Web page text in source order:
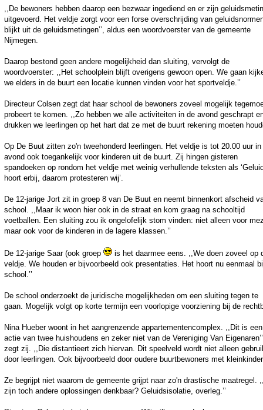
,,De bewoners hebben daarop een bezwaar ingediend en er zijn
uitgevoerd. Het veldje zorgt voor een forse overschrijding van
blijkt uit de geluidsmetingen’’, aldus een woordvoerster van de gemeente
Nijmegen.
Daarop bestond geen andere mogelijkheid dan sluiting, vervolgt de
woordvoerster: ,,Het schoolplein blijft overigens gewoon open. We gaan
we elders in de buurt een locatie kunnen vinden voor het sportveldje.’’
Directeur Colsen zegt dat haar school de bewoners zoveel mogelijk
probeert te komen. ,,Zo hebben we alle activiteiten in de avond geschrapt
drukken we leerlingen op het hart dat ze met de buurt rekening moeten
Op De Buut zitten zo'n tweehonderd leerlingen. Het veldje is tot 20.00 uur in
avond ook toegankelijk voor kinderen uit de buurt. Zij hingen gisteren
spandoeken op rondom het veldje met weinig verhullende teksten als
hoort erbij, daarom protesteren wij’.
De 12-jarige Jort zit in groep 8 van De Buut en neemt binnenkort afscheid
school. ,,Maar ik woon hier ook in de straat en kom graag na schooltijd
voetballen. Een sluiting zou ik ongelofelijk stom vinden: niet alleen voor
maar ook voor de kinderen in de lagere klassen.’’
De 12-jarige Saar (ook groep
is het daarmee eens. ,,We doen zoveel op
veldje. We houden er bijvoorbeeld ook presentaties. Het hoort nu eenmaal
school.’’
De school onderzoekt de juridische mogelijkheden om een sluiting tegen te
gaan. Mogelijk volgt op korte termijn een voorlopige voorziening bij de
Nina Hueber woont in het aangrenzende appartementencomplex. ,,Dit is een
actie van twee huishoudens en zeker niet van de Vereniging Van
zegt zij. ,,Die distantieert zich hiervan. Dit speelveld wordt niet alleen
door leerlingen. Ook bijvoorbeeld door oudere buurtbewoners met
Ze begrijpt niet waarom de gemeente grijpt naar zo'n drastische maatregel.
zijn toch andere oplossingen denkbaar? Geluidsisolatie, overleg.’’